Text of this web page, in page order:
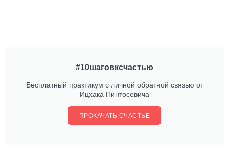
#10шаговксчастью
Бесплатный практикум с личной обратной связью от
Ицхака Пинтосевича
ПРОКАЧАТЬ СЧАСТЬЕ